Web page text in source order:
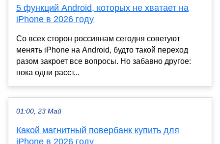
5 функций Android, которых не хватает на
iPhone в 2026 году
Со всех сторон россиянам сегодня советуют
менять iPhone на Android, будто такой переход
разом закроет все вопросы. Но забавно другое:
пока одни расст...
01:00, 23 Май
Какой магнитный повербанк купить для
iPhone в 2026 году